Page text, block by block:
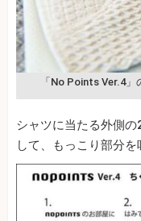
「No Points Ver.4」
シャツに当たる外側
して、もっこり部分を